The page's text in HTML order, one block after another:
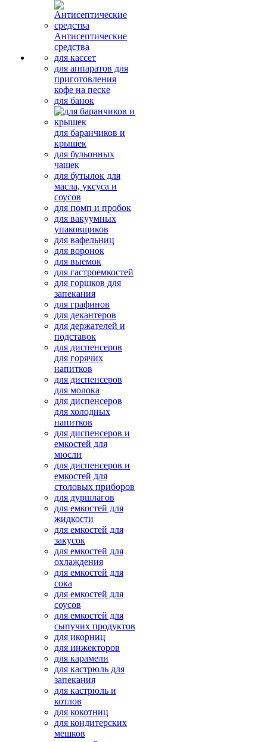
Антисептические
средства
для кассет
для аппаратов для
приготовления
кофе на песке
для банок
для баранчиков и
крышек
для бульонных
чашек
для бутылок для
масла, уксуса и
соусов
для помп и пробок
для вакуумных
упаковщиков
для вафельниц
для воронок
для выемок
для гастроемкостей
для горшков для
запекания
для графинов
для декантеров
для держателей и
подставок
для диспенсеров
для горячих
напитков
для диспенсеров
для молока
для диспенсеров
для холодных
напитков
для диспенсеров и
емкостей для
мюсли
для диспенсеров и
емкостей для
столовых приборов
для дуршлагов
для емкостей для
жидкости
для емкостей для
закусок
для емкостей для
охлаждения
для емкостей для
сока
для емкостей для
соусов
для емкостей для
сыпучих продуктов
для икорниц
для инжекторов
для карамели
для кастрюль для
запекания
для кастрюль и
котлов
для кокотниц
для кондитерских
мешков